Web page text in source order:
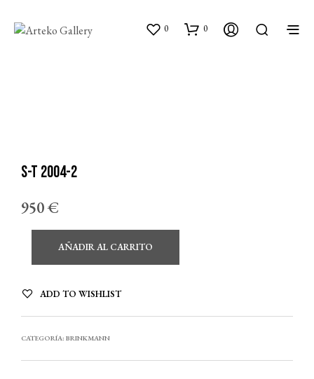
0 0
S-T 2004-2
950€
AÑADIR AL CARRITO
ADD TO WISHLIST
CATEGORÍA: BRINKMANN